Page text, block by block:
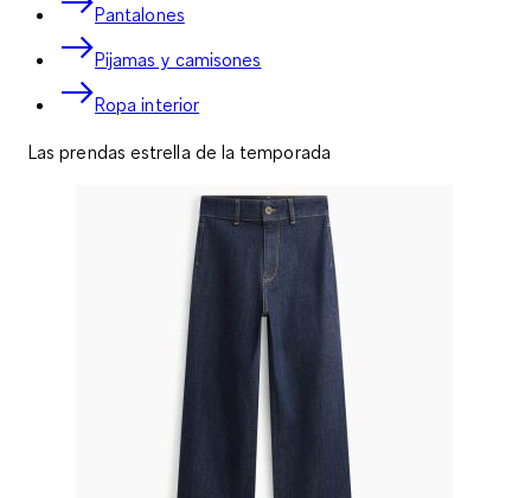
Pantalones
Pijamas y camisones
Ropa interior
Las prendas estrella de la temporada